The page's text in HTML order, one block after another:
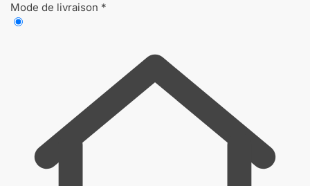
Mode de livraison *